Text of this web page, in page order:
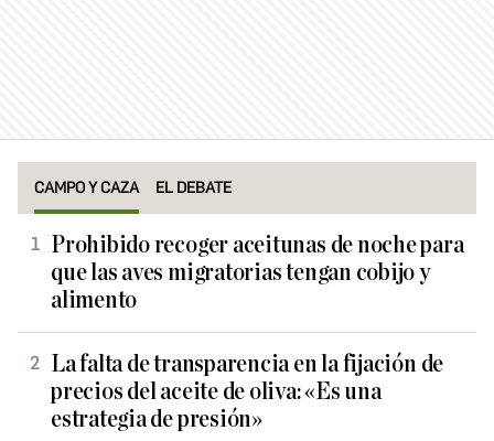
CAMPO Y CAZA EL DEBATE
Prohibido recoger aceitunas de noche para
que las aves migratorias tengan cobijo y
alimento
La falta de transparencia en la fijación de
precios del aceite de oliva: «Es una
estrategia de presión»